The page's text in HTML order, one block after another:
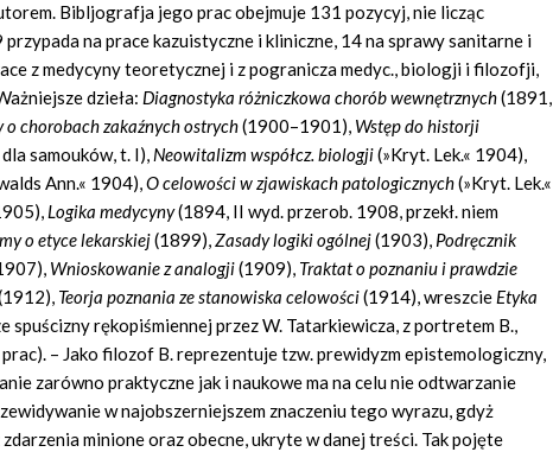
Bibljografja jego prac obejmuje 131 pozycyj, nie licząc
na prace kazuistyczne i kliniczne, 14 na sprawy sanitarne i
z medycyny teoretycznej i z pogranicza medyc., biologji i filozofji,
dzieła: Diagnostyka różniczkowa chorób wewnętrznych(1891,
o chorobach zakaźnych ostrych(1900–1901), Wstęp do historji
samouków, t. I), Neowitalizm współcz. biologji(»Kryt. Lek.« 1904),
Ann.« 1904),O celowości w zjawiskach patologicznych(»Kryt. Lek.«
Logika medycyny(1894, II wyd. przerob. 1908, przekł. niem
o etyce lekarskiej(1899),Zasady logiki ogólnej(1903), Podręcznik
Wnioskowanie z analogji(1909), Traktat o poznaniu i prawdzie
Teorja poznania ze stanowiska celowości(1914), wreszcie Etyka
spuścizny rękopiśmiennej przez W. Tatarkiewicza, z portretem B.,
– Jako filozof B. reprezentuje tzw. prewidyzm epistemologiczny,
zarówno praktyczne jak i naukowe ma na celu nie odtwarzanie
w najobszerniejszem znaczeniu tego wyrazu, gdyż
minione oraz obecne, ukryte w danej treści. Tak pojęte